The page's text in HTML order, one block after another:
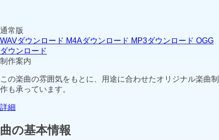
通常版
WAVダウンロード M4Aダウンロード MP3ダウンロード OGG
ダウンロード
制作案内
この楽曲の雰囲気をもとに、用途に合わせたオリジナル楽曲制
作も承っています。
詳細
曲の基本情報